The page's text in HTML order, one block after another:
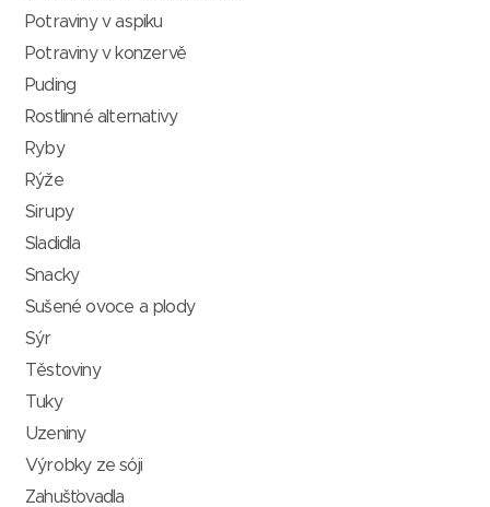
Potraviny v aspiku
Potraviny v konzervě
Puding
Rostlinné alternativy
Ryby
Rýže
Sirupy
Sladidla
Snacky
Sušené ovoce a plody
Sýr
Těstoviny
Tuky
Uzeniny
Výrobky ze sóji
Zahušťovadla